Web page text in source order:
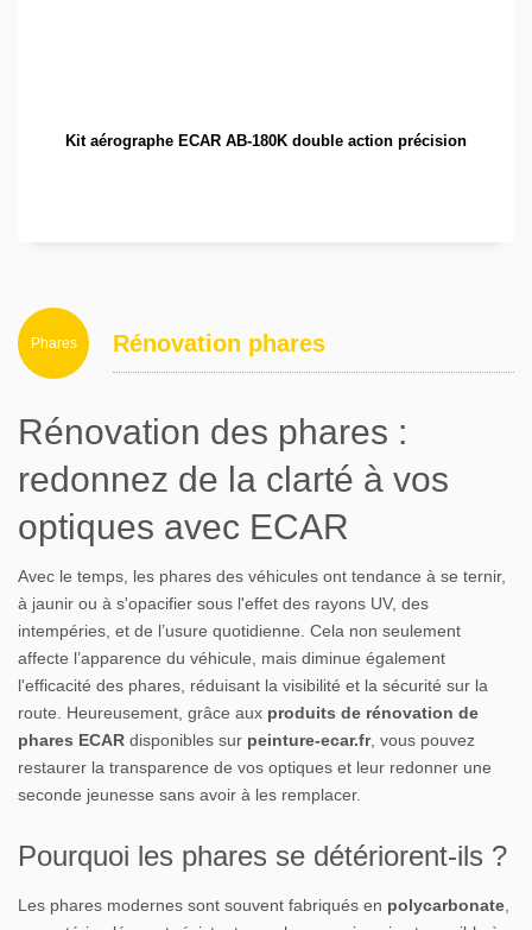
Kit aérographe ECAR AB-180K double action précision
Phares Rénovation phares
Rénovation des phares :
redonnez de la clarté à vos
optiques avec ECAR
Avec le temps, les phares des véhicules ont tendance à se ternir,
à jaunir ou à s'opacifier sous l'effet des rayons UV, des
intempéries, et de l’usure quotidienne. Cela non seulement
affecte l’apparence du véhicule, mais diminue également
l'efficacité des phares, réduisant la visibilité et la sécurité sur la
route. Heureusement, grâce aux produits de rénovation de
phares ECAR disponibles sur peinture-ecar.fr, vous pouvez
restaurer la transparence de vos optiques et leur redonner une
seconde jeunesse sans avoir à les remplacer.
Pourquoi les phares se détériorent-ils ?
Les phares modernes sont souvent fabriqués en polycarbonate